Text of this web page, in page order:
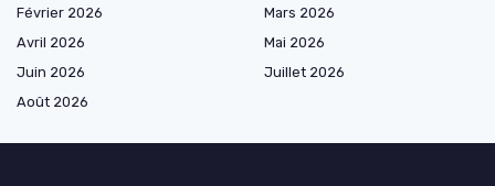
Février 2026
Mars 2026
Avril 2026
Mai 2026
Juin 2026
Juillet 2026
Août 2026